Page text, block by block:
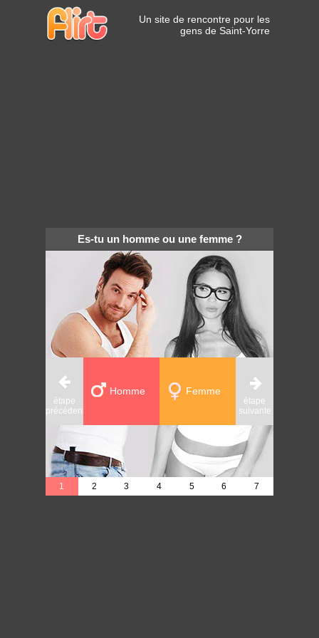
Un site de rencontre pour les
gens de Saint-Yorre
Es-tu un homme ou une femme ?
étape
précédente
Femme
Homme
étape
suivante
1 2 3 4 5 6 7